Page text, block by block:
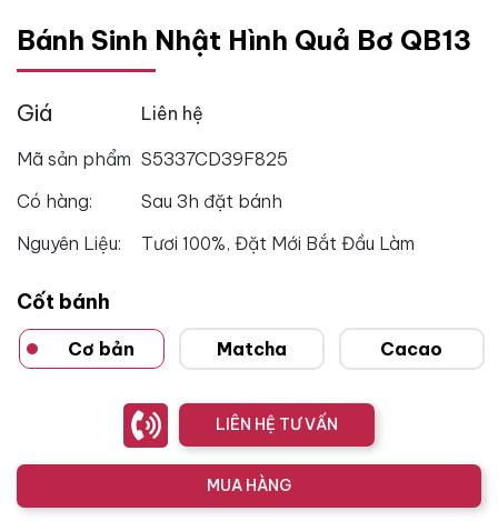
Bánh Sinh Nhật Hình Quả Bơ QB13
Giá Liên hệ
Mã sản phẩm S5337CD39F825
Có hàng:
Sau 3h đặt bánh
Nguyên Liệu:
Tươi 100%, Đặt Mới Bắt Đầu Làm
Cốt bánh
Cơ bản Matcha Cacao
LIÊN HỆ TƯ VẤN
MUA HÀNG